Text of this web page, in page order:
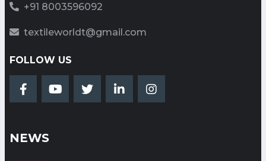
Date: 2024-03-18 07:01:43 |
Category: Textile
future
Date: 2024-02-13 05:39:16 |
+91 8003596092
textileworldt@gmail.com
FOLLOW US
NEWS